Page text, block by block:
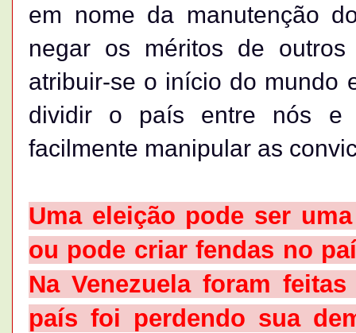
em nome da manutenção
negar os méritos de
atribuir-se o início do mundo
dividir o país entre nós e
facilmente manipular as
Uma eleição pode ser
ou pode criar fendas no
Na Venezuela foram
país foi perdendo sua